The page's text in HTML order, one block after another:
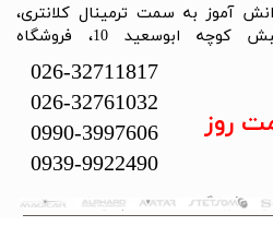
به فروشگاه سلما سیستم می‌باشد.
آموز به سمت ترمینال کلانتری،
دولت آباد، خیابان نشاط، نبش کوچه ابوسعید 10، فروشگاه
026-32711817
026-32761032
0990-3997606
0939-9922490
روز